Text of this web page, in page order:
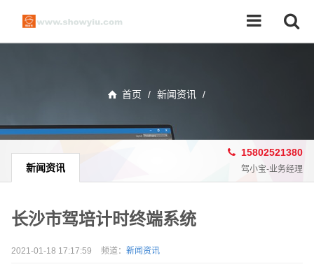
首页 / 新闻资讯 /
新闻资讯
15802521380
驾小宝-业务经理
长沙市驾培计时终端系统
2021-01-18 17:17:59 频道： 新闻资讯